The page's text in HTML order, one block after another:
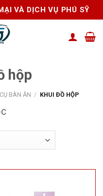
VÀ DỊCH VỤ PHÚ SỸ
hộp
BÀN ĂN / KHUI ĐỒ HỘP